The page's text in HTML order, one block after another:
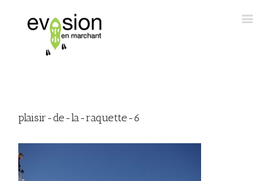
plaisir-de-la-raquette-6